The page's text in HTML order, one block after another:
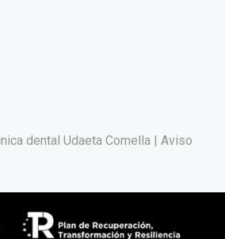
dental Udaeta Comella | Aviso